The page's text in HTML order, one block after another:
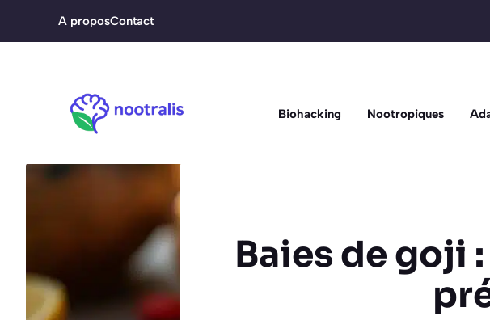
A proposContact
Biohacking Nootropiques
Baies de goji